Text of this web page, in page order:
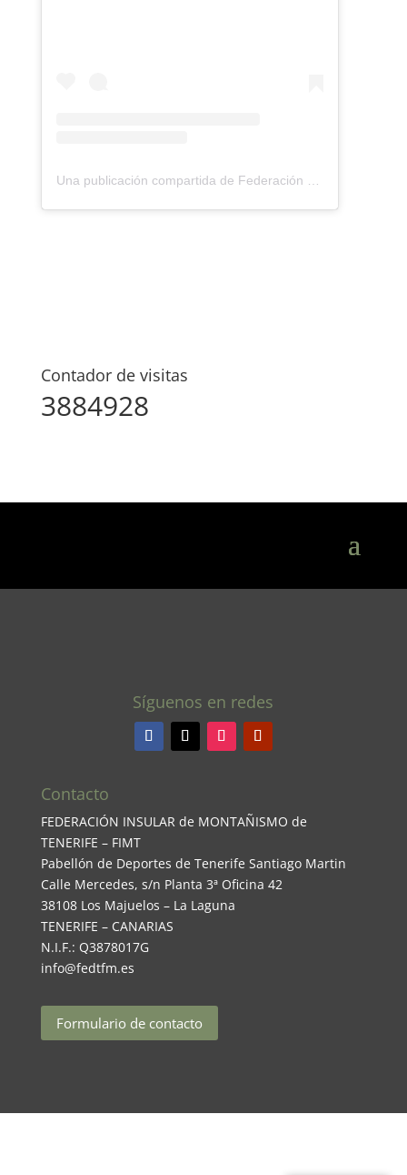
Una publicación compartida de Federación Montañismo Tenerife (@federacion_montanismo_tenerife)
Contador de visitas
3884928
Síguenos en redes
Contacto
FEDERACIÓN INSULAR de MONTAÑISMO de
TENERIFE – FIMT
Pabellón de Deportes de Tenerife Santiago Martin
Calle Mercedes, s/n Planta 3ª Oficina 42
38108 Los Majuelos – La Laguna
TENERIFE – CANARIAS
N.I.F.: Q3878017G
info@fedtfm.es
Formulario de contacto